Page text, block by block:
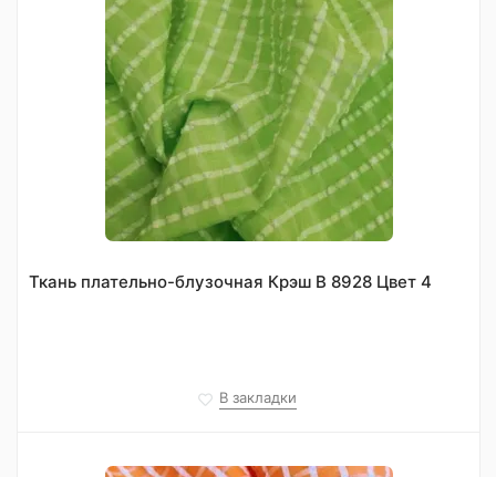
Ткань плательно-блузочная Крэш В 8928 Цвет 4
В закладки